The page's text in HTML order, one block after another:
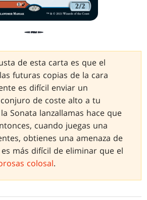
de esta carta es que el
futuras copias de la cara
es difícil enviar un
de coste alto a tu
Sonata lanzallamas hace que
cuando juegas una
obtienes una amenaza de
más difícil de eliminar que el
colosal.